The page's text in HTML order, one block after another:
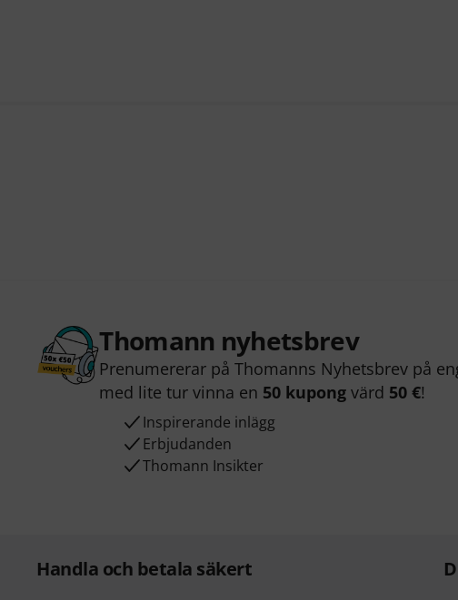
Thomann nyhetsbrev
Prenumererar på Thomanns Nyhetsbrev på
med lite tur vinna en 50 kupong värd 50 €!
Inspirerande inlägg
Erbjudanden
Thomann Insikter
Handla och betala säkert